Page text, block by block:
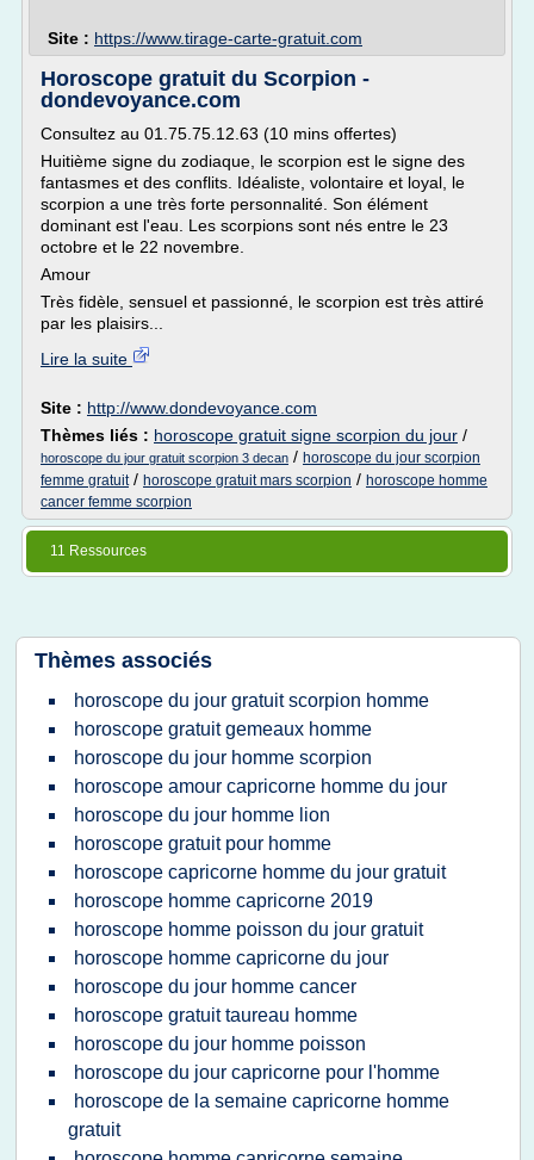
Site : https://www.tirage-carte-gratuit.com
Horoscope gratuit du Scorpion -
dondevoyance.com
Consultez au 01.75.75.12.63 (10 mins offertes)
Huitième signe du zodiaque, le scorpion est le signe des
fantasmes et des conflits. Idéaliste, volontaire et loyal, le
scorpion a une très forte personnalité. Son élément
dominant est l'eau. Les scorpions sont nés entre le 23
octobre et le 22 novembre.
Amour
Très fidèle, sensuel et passionné, le scorpion est très attiré
par les plaisirs...
Lire la suite
Site : http://www.dondevoyance.com
Thèmes liés : horoscope gratuit signe scorpion du jour /
horoscope du jour gratuit scorpion 3 decan / horoscope du jour scorpion
femme gratuit/ horoscope gratuit mars scorpion / horoscope homme
cancer femme scorpion
11 Ressources
Thèmes associés
horoscope du jour gratuit scorpion homme
horoscope gratuit gemeaux homme
horoscope du jour homme scorpion
horoscope amour capricorne homme du jour
horoscope du jour homme lion
horoscope gratuit pour homme
horoscope capricorne homme du jour gratuit
horoscope homme capricorne 2019
horoscope homme poisson du jour gratuit
horoscope homme capricorne du jour
horoscope du jour homme cancer
horoscope gratuit taureau homme
horoscope du jour homme poisson
horoscope du jour capricorne pour l'homme
horoscope de la semaine capricorne homme
gratuit